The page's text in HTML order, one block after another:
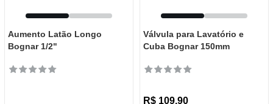
Aumento Latão Longo
Bognar 1/2"
Válvula para Lavatório e
Cuba Bognar 150mm
R$ 109,90